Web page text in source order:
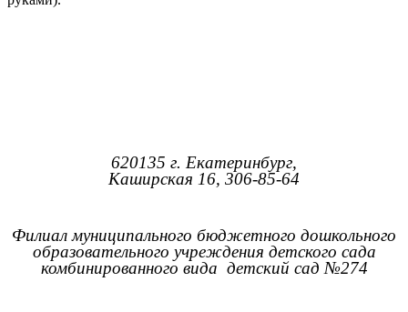
620135 г. Екатеринбург,
Каширская 16, 306-85-64
Филиал муниципального бюджетного дошкольного
образовательного учреждения детского сада
комбинированного вида детский сад №274